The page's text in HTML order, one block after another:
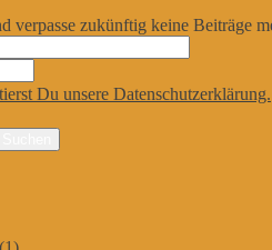
verpasse zukünftig keine Beiträge
Du unsere Datenschutzerklärung.